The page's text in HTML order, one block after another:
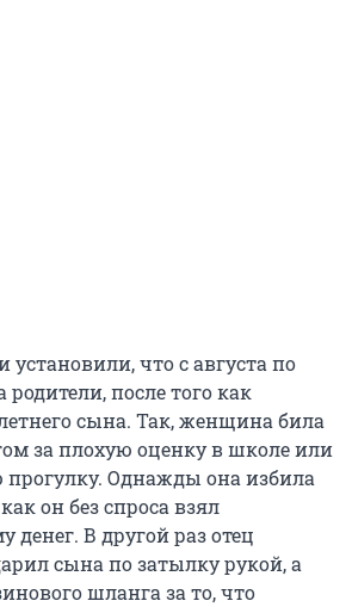
установили, что с августа по
родители, после того как
сына. Так, женщина била
за плохую оценку в школе или
Однажды она избила
он без спроса взял
В другой раз отец
сына по затылку рукой, а
шланга за то, что